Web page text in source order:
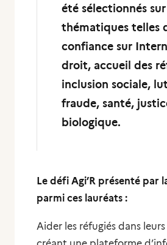
été sélectionnés
thématiques telles
confiance sur
droit, accueil des
inclusion sociale,
fraude, santé,
biologique.
Le défi Agi’R présenté par
parmi ces lauréats :
Aider les réfugiés dans